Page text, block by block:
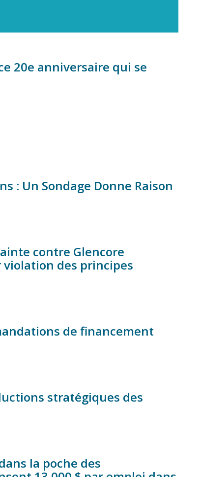
20e anniversaire qui se
: Un Sondage Donne Raison
contre Glencore
des principes
de financement
stratégiques des
la poche des